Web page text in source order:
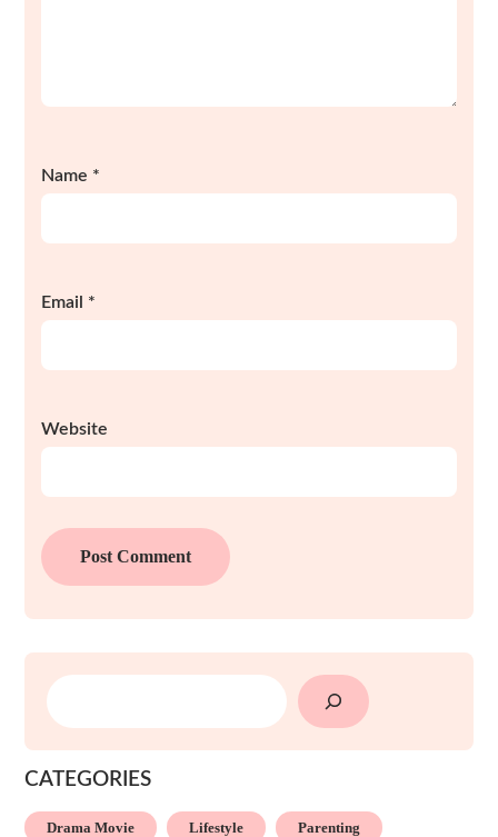
Name *
Email *
Website
SEARCH
CATEGORIES
Drama Movie Lifestyle Parenting